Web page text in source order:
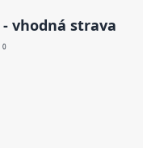
vhodná strava
0